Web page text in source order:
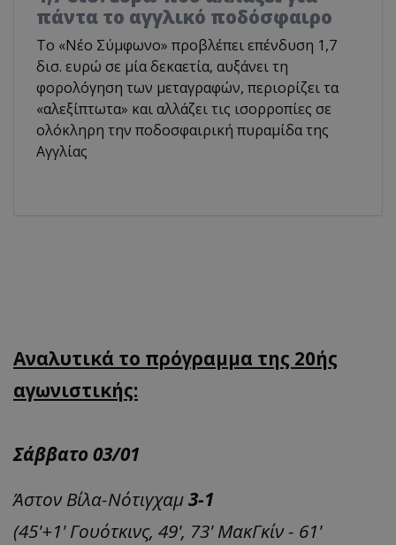
πάντα το αγγλικό ποδόσφαιρο
Το «Νέο Σύμφωνο» προβλέπει επένδυση 1,7
δισ. ευρώ σε μία δεκαετία, αυξάνει τη
φορολόγηση των μεταγραφών, περιορίζει τα
«αλεξίπτωτα» και αλλάζει τις ισορροπίες σε
ολόκληρη την ποδοσφαιρική πυραμίδα της
Αγγλίας
Aναλυτικά το πρόγραμμα της 20ής
αγωνιστικής:
Σάββατο 03/01
Άστον Βίλα-Νότιγχαμ3-1
(45'+1' Γουότκινς, 49', 73' ΜακΓκίν - 61'